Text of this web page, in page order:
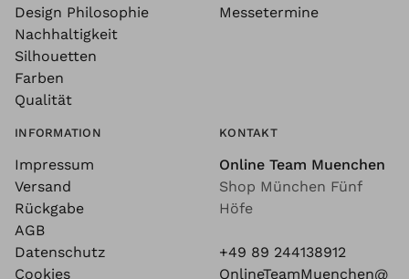
Design Philosophie
Nachhaltigkeit
Silhouetten
Farben
Qualität
Messetermine
INFORMATION
Impressum
Versand
Rückgabe
AGB
Datenschutz
Cookies
KONTAKT
Online Team Muenchen
Shop München Fünf
Höfe
+49 89 244138912
OnlineTeamMuenchen@